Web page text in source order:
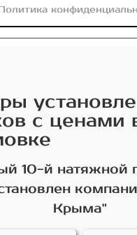
с ценами
10-й натяжной
Крыма"